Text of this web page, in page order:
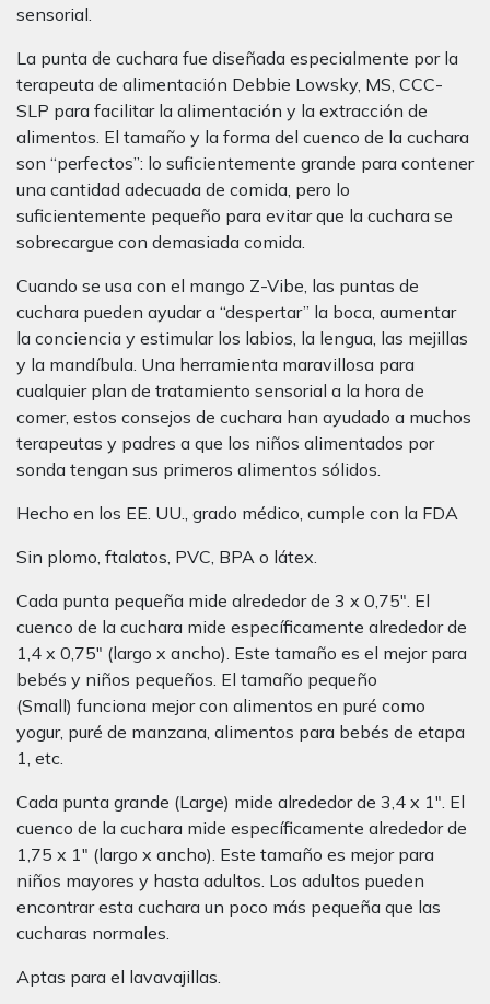
sensorial.
La punta de cuchara fue diseñada especialmente por la
terapeuta de alimentación Debbie Lowsky, MS, CCC-
SLP para facilitar la alimentación y la extracción de
alimentos. El tamaño y la forma del cuenco de la cuchara
son “perfectos”: lo suficientemente grande para contener
una cantidad adecuada de comida, pero lo
suficientemente pequeño para evitar que la cuchara se
sobrecargue con demasiada comida.
Cuando se usa con el mango Z-Vibe, las puntas de
cuchara pueden ayudar a “despertar” la boca, aumentar
la conciencia y estimular los labios, la lengua, las mejillas
y la mandíbula. Una herramienta maravillosa para
cualquier plan de tratamiento sensorial a la hora de
comer, estos consejos de cuchara han ayudado a muchos
terapeutas y padres a que los niños alimentados por
sonda tengan sus primeros alimentos sólidos.
Hecho en los EE. UU., grado médico, cumple con la FDA
Sin plomo, ftalatos, PVC, BPA o látex.
Cada punta pequeña mide alrededor de 3 x 0,75″. El
cuenco de la cuchara mide específicamente alrededor de
1,4 x 0,75″ (largo x ancho). Este tamaño es el mejor para
bebés y niños pequeños. El tamaño pequeño
(Small) funciona mejor con alimentos en puré como
yogur, puré de manzana, alimentos para bebés de etapa
1, etc.
Cada punta grande (Large) mide alrededor de 3,4 x 1″. El
cuenco de la cuchara mide específicamente alrededor de
1,75 x 1″ (largo x ancho). Este tamaño es mejor para
niños mayores y hasta adultos. Los adultos pueden
encontrar esta cuchara un poco más pequeña que las
cucharas normales.
Aptas para el lavavajillas.